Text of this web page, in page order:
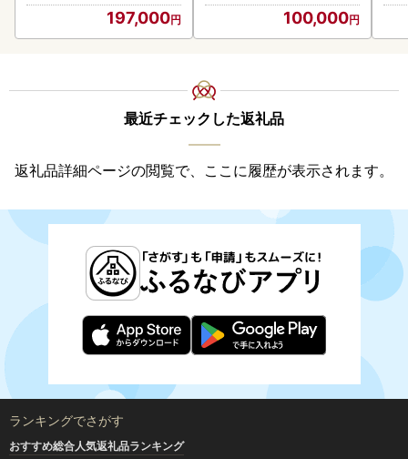
197,000 100,000
最近チェックした返礼品
返礼品詳細ページの閲覧で、ここに履歴が表示されます。
ランキングでさがす
おすすめ総合人気返礼品ランキング